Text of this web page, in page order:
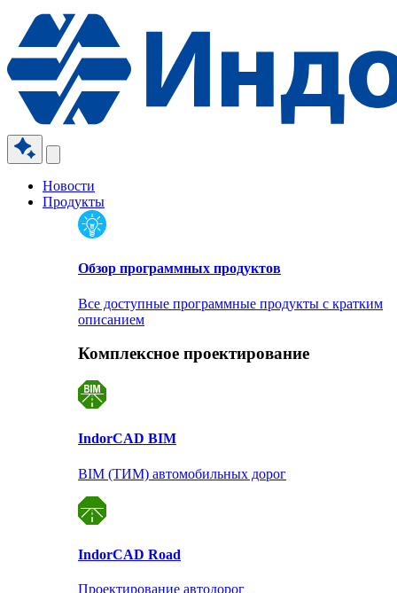
Новости
Продукты
Обзор программных продуктов
Все доступные программные продукты с кратким
описанием
Комплексное проектирование
IndorCAD BIM
BIM (ТИМ) автомобильных дорог
IndorCAD Road
Проектирование автодорог